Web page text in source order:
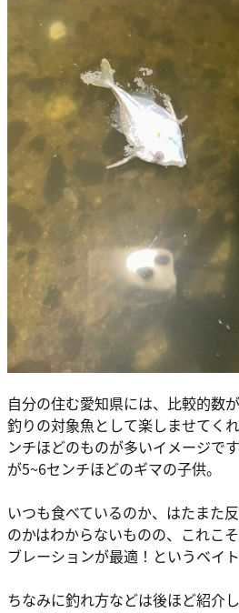
自分の住む愛知県には、比較的数
釣りの対象魚として楽しませてく
ンチほどのものが多いイメージで
が5~6センチほどのギマの子供。
いつも食べているのか、はたまた
のかはわからないものの、これこ
ブレーションが最適！というベイ
ちなみに釣れ方などは後ほど紹介